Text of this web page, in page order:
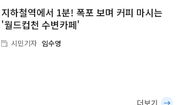
지하철역에서 1분! 폭포 보며 커피 마시는
'월드컵천 수변카페'
시민기자 임수영